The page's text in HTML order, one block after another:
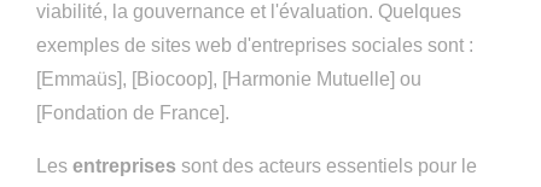
viabilité, la gouvernance et l'évaluation. Quelques
exemples de sites web d'entreprises sociales sont :
[Emmaüs], [Biocoop], [Harmonie Mutuelle] ou
[Fondation de France].
Lesentreprises sont des acteurs essentiels pour le